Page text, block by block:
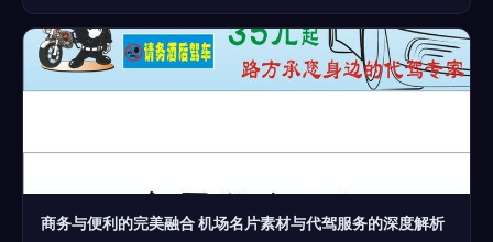
商务与便利的完美融合 机场名片素材与代驾服务的深度解析